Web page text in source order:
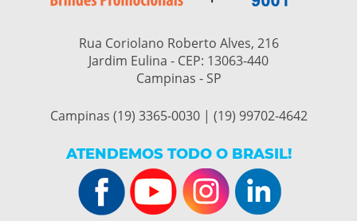
Rua Coriolano Roberto Alves, 216
Jardim Eulina - CEP: 13063-440
Campinas - SP
Campinas (19) 3365-0030 | (19) 99702-4642
ATENDEMOS TODO O BRASIL!